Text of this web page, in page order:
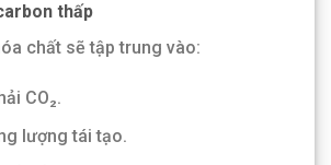
thấp
chất sẽ tập trung vào:
CO₂.
lượng tái tạo.